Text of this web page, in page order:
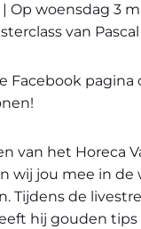
| Op woensdag 3
van
Facebook pagina
van het Horeca
wij jou mee in de
Tijdens de
hij gouden tips